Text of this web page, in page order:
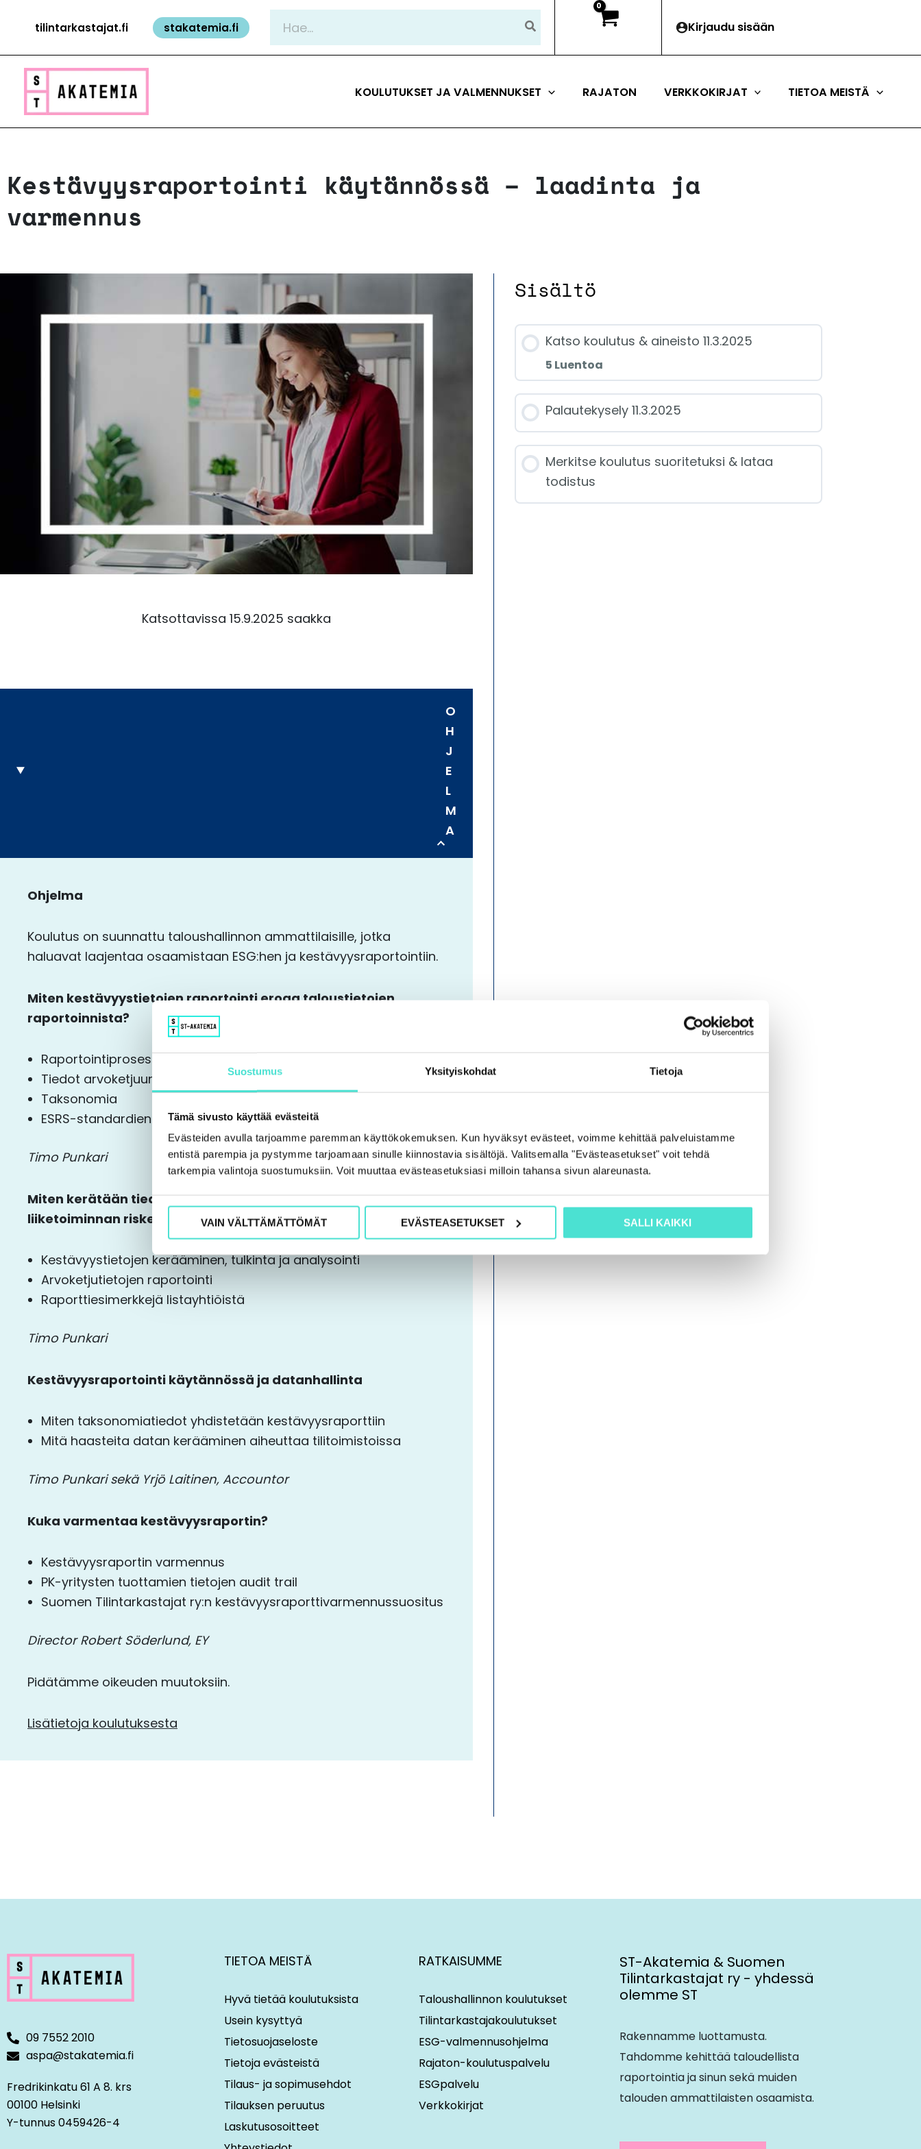
Suostumus Yksityiskohdat Tietoja
Tämä sivusto käyttää evästeitä
Evästeiden avulla tarjoamme paremman käyttökokemuksen. Kun hyväksyt evästeet, voimme kehittää palveluistamme
entistä parempia ja pystymme tarjoamaan sinulle kiinnostavia sisältöjä. Valitsemalla "Evästeasetukset" voit tehdä
tarkempia valintoja suostumuksiin. Voit muuttaa evästeasetuksiasi milloin tahansa sivun alareunasta.
VAIN VÄLTTÄMÄTTÖMÄT EVÄSTEASETUKSET SALLI KAIKKI
sisältööntilintarkastajat.fi stakatemia.fi Kirjaudu sisään
KOULUTUKSET JA VALMENNUKSET RAJATON VERKKOKIRJAT TIETOA MEISTÄ
Kestävyysraportointi käytännössä – laadinta ja
varmennus
Katsottavissa 15.9.2025 saakka
O
H
J
E
L
M
A
Ohjelma
Koulutus on suunnattu taloushallinnon ammattilaisille, jotka
haluavat laajentaa osaamistaan ESG:hen ja kestävyysraportointiin.
Miten kestävyystietojen raportointi eroaa taloustietojen
raportoinnista?
Raportointiprosessi
Tiedot arvoketjuun
Taksonomia
ESRS-standardien mukainen raportointi
Timo Punkari
Miten kerätään tiedot yrityksen strategiaan perustuvista
liiketoiminnan riskeistä ja mahdollisuuksista?
Kestävyystietojen kerääminen, tulkinta ja analysointi
Arvoketjutietojen raportointi
Raporttiesimerkkejä listayhtiöistä
Timo Punkari
Kestävyysraportointi käytännössä ja datanhallinta
Miten taksonomiatiedot yhdistetään kestävyysraporttiin
Mitä haasteita datan kerääminen aiheuttaa tilitoimistoissa
Timo Punkari sekä Yrjö Laitinen, Accountor
Kuka varmentaa kestävyysraportin?
Kestävyysraportin varmennus
PK-yritysten tuottamien tietojen audit trail
Suomen Tilintarkastajat ry:n kestävyysraporttivarmennussuositus
Director Robert Söderlund, EY
Pidätämme oikeuden muutoksiin.
Lisätietoja koulutuksesta
Sisältö
Katso koulutus & aineisto 11.3.2025
5 Luentoa
Jakson sisältö
Miten kestävyystietojen
raportointi eroaa taloustietojen
raportoinnista? –
Palautekysely 11.3.2025
Merkitse koulutus suoritetuksi & lataa
todistus
09 7552 2010
aspa@stakatemia.fi
Fredrikinkatu 61 A 8. krs
00100 Helsinki
Y-tunnus 0459426-4
TIETOA MEISTÄ
Hyvä tietää koulutuksista
Usein kysyttyä
Tietosuojaseloste
Tietoja evästeistä
Tilaus- ja sopimusehdot
Tilauksen peruutus
Laskutusosoitteet
RATKAISUMME
Taloushallinnon koulutukset
Tilintarkastajakoulutukset
ESG-valmennusohjelma
Rajaton-koulutuspalvelu
ESGpalvelu
Verkkokirjat
ST-Akatemia & Suomen
Tilintarkastajat ry - yhdessä
olemme ST
Rakennamme luottamusta.
Tahdomme kehittää taloudellista
raportointia ja sinun sekä muiden
talouden ammattilaisten osaamista.